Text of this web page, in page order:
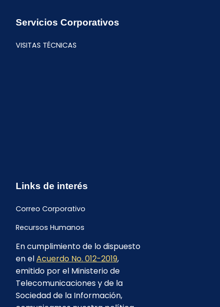
Servicios Corporativos
VISITAS TÉCNICAS
Links de interés
Correo Corporativo
Recursos Humanos
Buzón de quejas y sugerencias
Formulario Contrataciones
En cumplimiento de lo dispuesto
en elAcuerdo No. 012-2019,
emitido por el Ministerio de
Telecomunicaciones y de la
Sociedad de la Información,